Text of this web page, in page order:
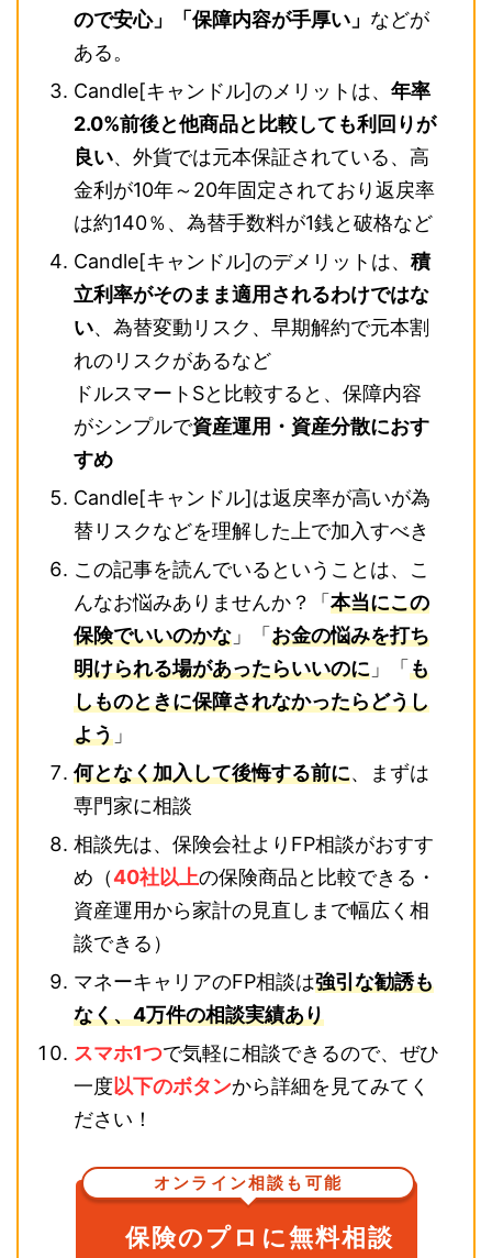
ので安心」「保障内容が手厚い」 などが
ある。
Candle[キャンドル]のメリットは、 年率
2.0%前後と他商品と比較しても利回りが
良い、外貨では元本保証されている、高
金利が10年～20年固定されており返戻率
は約140％、為替手数料が1銭と破格など
Candle[キャンドル]のデメリットは、 積
立利率がそのまま適用されるわけではな
い、為替変動リスク、早期解約で元本割
れのリスクがあるなど
ドルスマートSと比較すると、保障内容
がシンプルで資産運用・資産分散におす
すめ
Candle[キャンドル]は返戻率が高いが為
替リスクなどを理解した上で加入すべき
この記事を読んでいるということは、こ
んなお悩みありませんか？
「 本当にこの
保険でいいのかな 」「 お金の悩みを打ち
明けられる場があったらいいのに 」「 も
しものときに保障されなかったらどうし
よう 」
何となく加入して後悔する前に、まずは
専門家に相談
相談先は、保険会社よりFP相談がおすす
め（40社以上の保険商品と比較できる・
資産運用から家計の見直しまで幅広く相
談できる）
マネーキャリアのFP相談は強引な勧誘も
なく、4万件の相談実績あり
スマホ1つで気軽に相談できるので、ぜひ
一度以下のボタンから詳細を見てみてく
ださい！
オンライン相談も可能
保険のプロに無料相談